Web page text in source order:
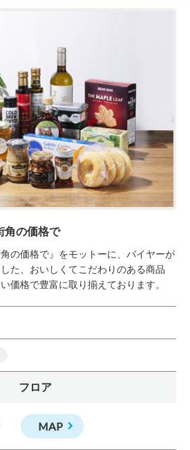
角の価格で
の価格で』をモットーに、バイヤーが
た、おいしくてこだわりのある商品
価格で豊富に取り揃えております。
フロア
MAP